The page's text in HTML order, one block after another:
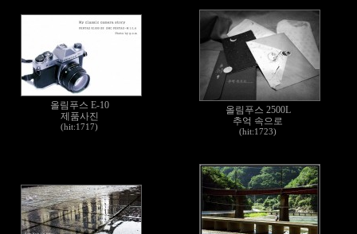
올림푸스 E-10
제품사진
(hit:1717)
올림푸스 2500L
추억 속으로
(hit:1723)